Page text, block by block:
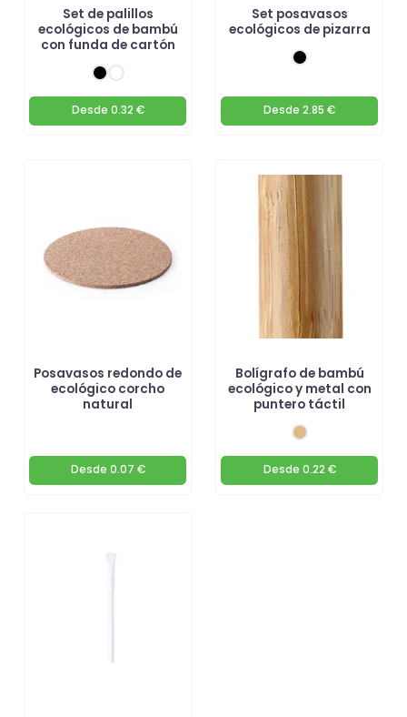
Set de palillos
ecológicos de bambú
con funda de cartón
Desde 0.32 €
Set posavasos
ecológicos de pizarra
Desde 2.85 €
Posavasos redondo de
ecológico corcho
natural
Desde 0.07 €
Bolígrafo de bambú
ecológico y metal con
puntero táctil
Desde 0.22 €